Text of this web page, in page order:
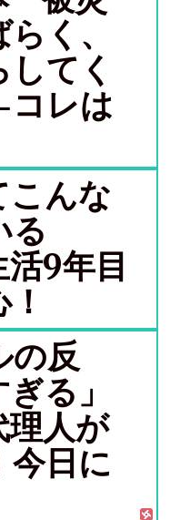
く、
てく
レは
こんな
る
9年目
の反
る」
理人が
今日に